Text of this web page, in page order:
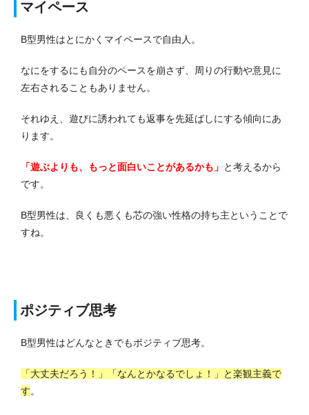
マイペース
B型男性はとにかくマイペースで自由人。
なにをするにも自分のペースを崩さず、周りの行動や意見に
左右されることもありません。
それゆえ、遊びに誘われても返事を先延ばしにする傾向にあ
ります。
「遊ぶよりも、もっと面白いことがあるかも」 と考えるから
です。
B型男性は、良くも悪くも芯の強い性格の持ち主ということで
すね。
ポジティブ思考
B型男性はどんなときでもポジティブ思考。
「大丈夫だろう！」「なんとかなるでしょ！」と楽観主義で
す。